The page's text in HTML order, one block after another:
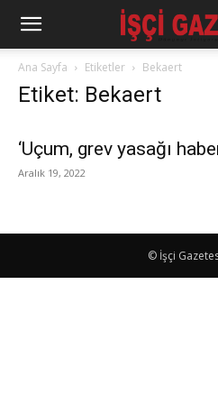
Ana Sayfa Etiketler Bekaert
Etiket: Bekaert
‘Uçum, grev yasağı
Aralık 19, 2022
© İşçi